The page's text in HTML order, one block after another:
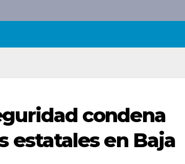
condena
estatales en Baja